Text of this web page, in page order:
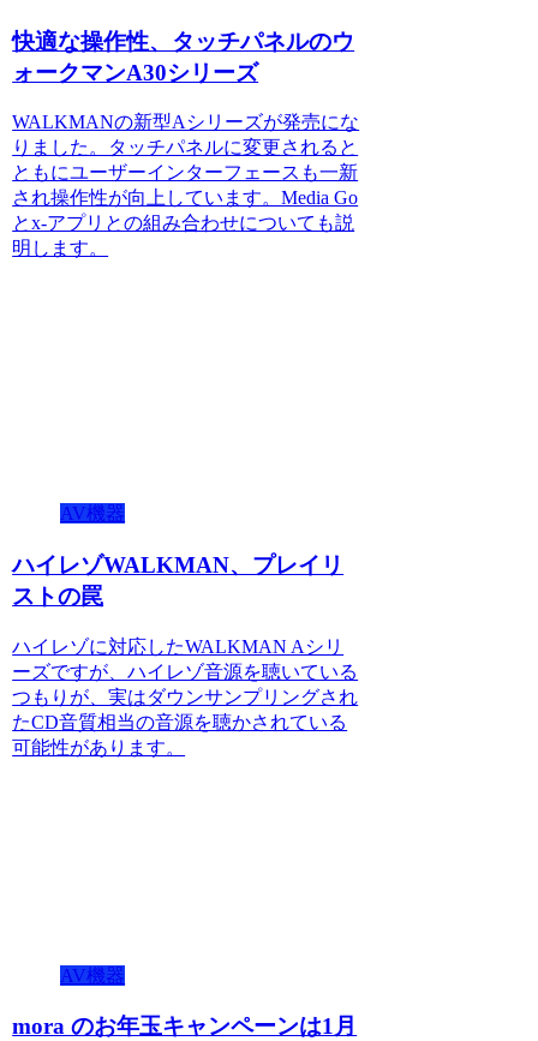
快適な操作性、タッチパネルのウ
ォークマンA30シリーズ
WALKMANの新型Aシリーズが発売にな
りました。タッチパネルに変更されると
ともにユーザーインターフェースも一新
され操作性が向上しています。Media Go
とx-アプリとの組み合わせについても説
明します。
AV機器
ハイレゾWALKMAN、プレイリ
ストの罠
ハイレゾに対応したWALKMAN Aシリ
ーズですが、ハイレゾ音源を聴いている
つもりが、実はダウンサンプリングされ
たCD音質相当の音源を聴かされている
可能性があります。
AV機器
mora のお年玉キャンペーンは1月